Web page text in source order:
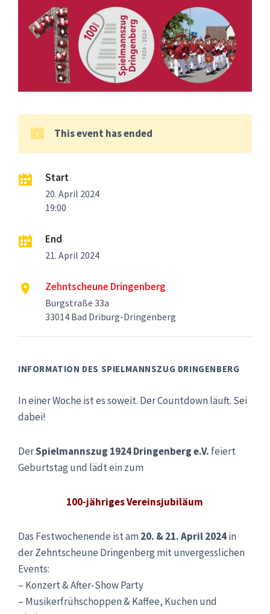
This event has ended
Start
20. April 2024
19:00
End
21. April 2024
Zehntscheune Dringenberg
Burgstraße 33a
33014 Bad Driburg-Dringenberg
INFORMATION DES SPIELMANNSZUG DRINGENBERG
In einer Woche ist es soweit. Der Countdown läuft. Sei
dabei!
DerSpielmannszug 1924 Dringenberg e.V. feiert
Geburtstag und lädt ein zum
100-jähriges Vereinsjubiläum
Das Festwochenende ist am20. & 21. April 2024in
der Zehntscheune Dringenberg mit unvergesslichen
Events:
– Konzert & After-Show Party
– Musikerfrühschoppen & Kaffee, Kuchen und